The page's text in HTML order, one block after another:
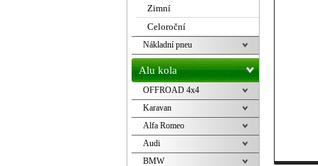
Zimní
Celoroční
Nákladní pneu
Alu kola
OFFROAD 4x4
Karavan
Alfa Romeo
Audi
BMW